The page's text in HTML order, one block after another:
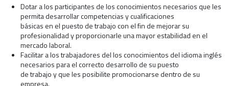
Dotar a los participantes de los conocimientos necesarios que les
permita desarrollar competencias y cualificaciones
básicas en el puesto de trabajo con el fin de mejorar su
profesionalidad y proporcionarle una mayor estabilidad en el
mercado laboral.
Facilitar a los trabajadores del los conocimientos del idioma inglés
necesarios para el correcto desarrollo de su puesto
de trabajo y que les posibilite promocionarse dentro de su
empresa.